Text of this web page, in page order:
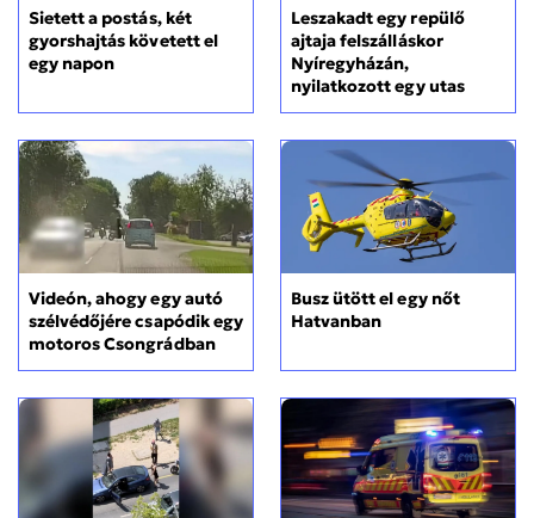
Sietett a postás, két
gyorshajtás követett el
egy napon
Leszakadt egy repülő
ajtaja felszálláskor
Nyíregyházán,
nyilatkozott egy utas
Videón, ahogy egy autó
szélvédőjére csapódik egy
motoros Csongrádban
Busz ütött el egy nőt
Hatvanban